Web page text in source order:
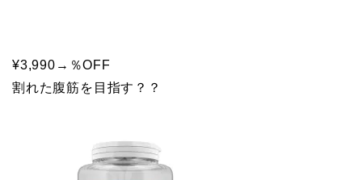
¥3,990→％OFF
割れた腹筋を目指す？？